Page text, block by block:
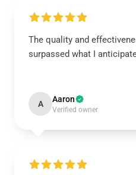
The quality and
surpassed what I
A Aaron
Verified owner